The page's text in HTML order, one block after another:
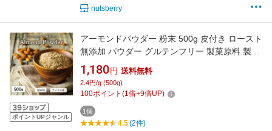
nutsberry
ポイントUPジャンル
アーモンドパウダー 粉末 500g 皮付き ロースト
無添加 パウダー グルテンフリー 製菓原料 製菓
製パン 材料 送料無料 業務用
1,180 円 送料無料
2.4円/g (500g)
100ポイント (1倍+9倍UP)
1個
4.5(2件)